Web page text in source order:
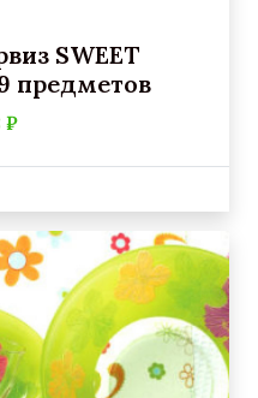
SWEET
предметов
₽